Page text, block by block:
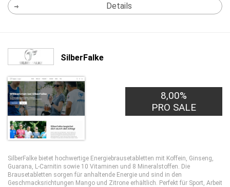
Details
SilberFalke
8,00%
PRO SALE
SilberFalke bietet hochwertige Energiebrausetabletten mit Koffein, Ginseng,
Guarana, L-Carnitin sowie 10 Vitaminen und 8 Mineralstoffen. Die
Brausetabletten sorgen für anhaltende Energie und sind in den
Geschmacksrichtungen Mango und Zitrone erhältlich. Perfekt für Sport, Arbeit